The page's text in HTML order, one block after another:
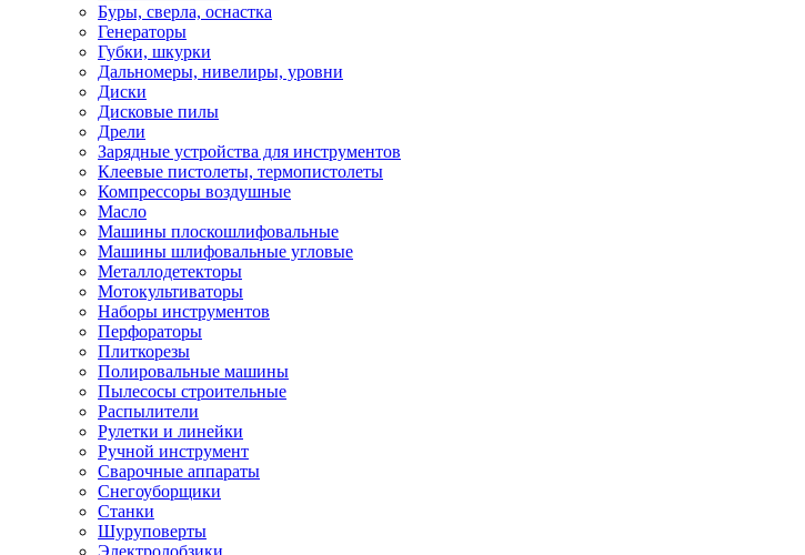
Буры, сверла, оснастка
Генераторы
Губки, шкурки
Дальномеры, нивелиры, уровни
Диски
Дисковые пилы
Дрели
Зарядные устройства для инструментов
Клеевые пистолеты, термопистолеты
Компрессоры воздушные
Масло
Машины плоскошлифовальные
Машины шлифовальные угловые
Металлодетекторы
Мотокультиваторы
Наборы инструментов
Перфораторы
Плиткорезы
Полировальные машины
Пылесосы строительные
Распылители
Рулетки и линейки
Ручной инструмент
Сварочные аппараты
Снегоуборщики
Станки
Шуруповерты
Электролобзики